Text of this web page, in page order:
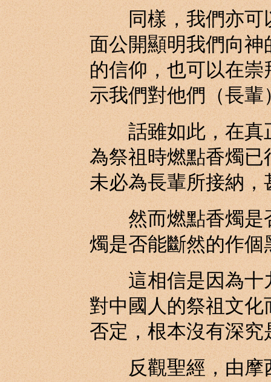
同樣，我們亦可以
面公開顯明我們向
的信仰，也可以在
示我們對他們（長輩
話雖如此，在真正
為祭祖時燃點香燭
未必為長輩所接納，
然而燃點香燭是否
燭是否能斷然的作個
這相信是因為十九
對中國人的祭祖文
否定，根本沒有深
反觀聖經，由摩西